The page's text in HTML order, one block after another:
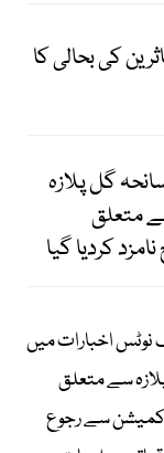
کی بحالی کا
گل پلازہ
متعلق
کردیا گیا
نوٹس اخبارات میں
سے متعلق
کمیشن سے رجوع